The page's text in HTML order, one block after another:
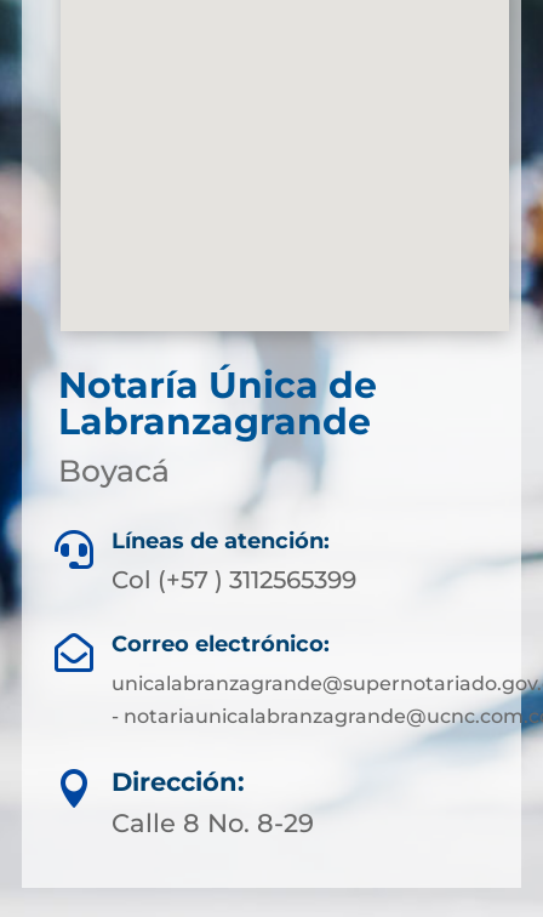
Notaría Única de
Labranzagrande
Boyacá
 Líneas de atención:
Col (+57 ) 3112565399
 Correo electrónico:
-

Dirección:
Calle 8 No. 8-29